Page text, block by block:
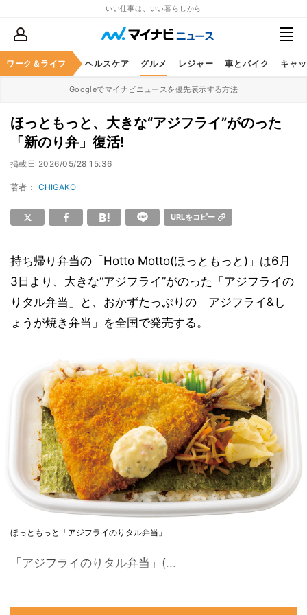
いい仕事は、いい暮らしから
ワーク＆ライフ
マネー 暮らし ヘルスケア グルメ レジャー 車とバイク キャ
Googleでマイナビニュースを優先表示する方法
ほっともっと、大きな“アジフライ”がのった
「新のり弁」復活!
掲載日 2026/05/28 15:36
著者： CHIGAKO
URLをコピー
持ち帰り弁当の「Hotto Motto(ほっともっと)」は6月
3日より、大きな“アジフライ”がのった「アジフライの
りタル弁当」と、おかずたっぷりの「アジフライ&し
ょうが焼き弁当」を全国で発売する。
ほっともっと「アジフライのりタル弁当」
「アジフライのりタル弁当」(...